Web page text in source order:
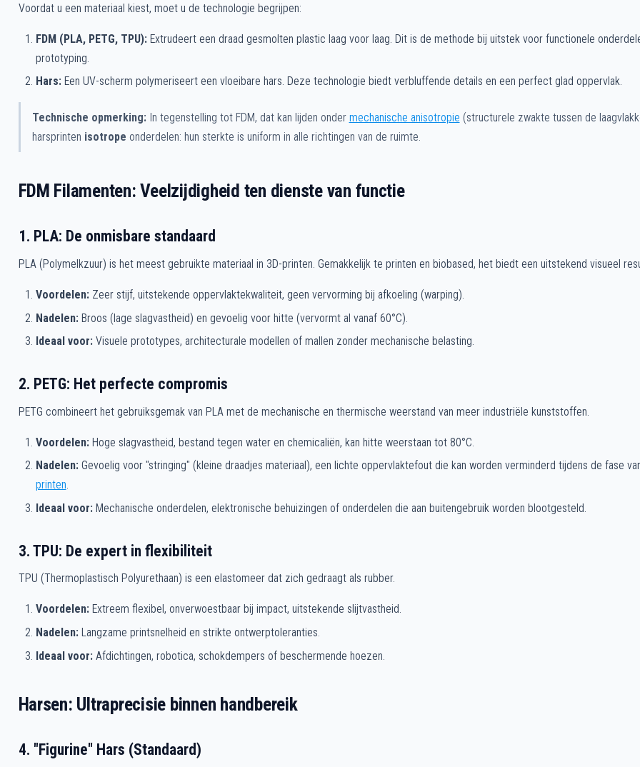
Voordat u een materiaal kiest, moet u de technologie begrijpen:
FDM (PLA, PETG, TPU):Extrudeert een draad gesmolten plastic laag voor laag. Dit is de methode bij uitstek voor functionele
prototyping.
Hars:Een UV-scherm polymeriseert een vloeibare hars. Deze technologie biedt verbluffende details en een perfect glad oppervlak.
Technische opmerking:In tegenstelling tot FDM, dat kan lijden onder mechanische anisotropie (structurele zwakte tussen de
harsprinten isotrope onderdelen: hun sterkte is uniform in alle richtingen van de ruimte.
FDM Filamenten: Veelzijdigheid ten dienste van functie
1. PLA: De onmisbare standaard
PLA (Polymelkzuur) is het meest gebruikte materiaal in 3D-printen. Gemakkelijk te printen en biobased, het biedt een uitstekend visueel
Voordelen:Zeer stijf, uitstekende oppervlaktekwaliteit, geen vervorming bij afkoeling (warping).
Nadelen:Broos (lage slagvastheid) en gevoelig voor hitte (vervormt al vanaf 60°C).
Ideaal voor:Visuele prototypes, architecturale modellen of mallen zonder mechanische belasting.
2. PETG: Het perfecte compromis
PETG combineert het gebruiksgemak van PLA met de mechanische en thermische weerstand van meer industriële kunststoffen.
Voordelen:Hoge slagvastheid, bestand tegen water en chemicaliën, kan hitte weerstaan tot 80°C.
Nadelen:Gevoelig voor "stringing" (kleine draadjes materiaal), een lichte oppervlaktefout die kan worden verminderd tijdens de fase
printen.
Ideaal voor:Mechanische onderdelen, elektronische behuizingen of onderdelen die aan buitengebruik worden blootgesteld.
3. TPU: De expert in flexibiliteit
TPU (Thermoplastisch Polyurethaan) is een elastomeer dat zich gedraagt als rubber.
Voordelen:Extreem flexibel, onverwoestbaar bij impact, uitstekende slijtvastheid.
Nadelen:Langzame printsnelheid en strikte ontwerptoleranties.
Ideaal voor:Afdichtingen, robotica, schokdempers of beschermende hoezen.
Harsen: Ultraprecisie binnen handbereik
4. "Figurine" Hars (Standaard)